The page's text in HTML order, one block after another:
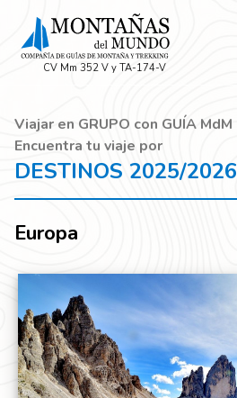
CV Mm 352 V y TA-174-V
Viajar en GRUPO con GUÍA MdM
Encuentra tu viaje por
DESTINOS 2025/2026
Europa